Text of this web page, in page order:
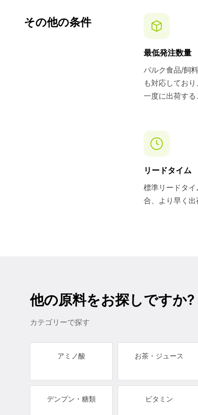
その他の条件
最低発注数量
バルク食品/飼
も対応してお
一度に出荷する
リードタイム
標準リードタ
合、より早く出
他の原料をお探しですか?
カテゴリーで探す
アミノ酸 お茶・ジュース
デンプン・糖類 ビタミン